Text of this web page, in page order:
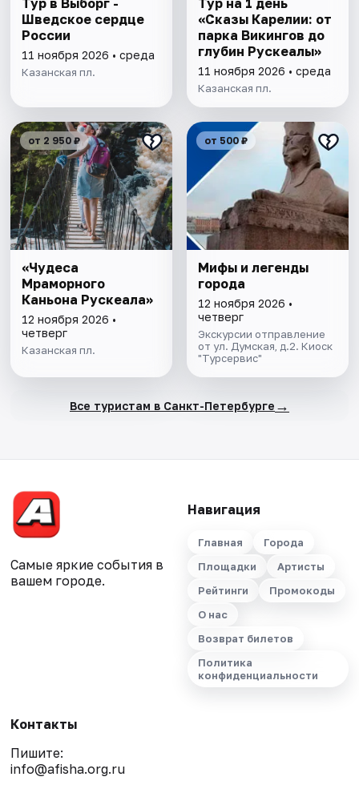
Тур в Выборг -
Шведское сердце
России
11 ноября 2026 • среда
Казанская пл.
Тур на 1 день
«Сказы Карелии: от
парка Викингов до
глубин Рускеалы»
11 ноября 2026 • среда
Казанская пл.
от 2 950 ₽
«Чудеса
Мраморного
Каньона Рускеала»
12 ноября 2026 •
четверг
Казанская пл.
от 500 ₽
Мифы и легенды
города
12 ноября 2026 •
четверг
Экскурсии отправление
от ул. Думская, д.2. Киоск
"Турсервис"
Все туристам в Санкт-Петербурге →
Самые яркие события в
вашем городе.
Навигация
Главная
Города
Площадки
Артисты
Рейтинги
Промокоды
О нас
Возврат билетов
Политика
конфиденциальности
Контакты
Пишите:
info@afisha.org.ru